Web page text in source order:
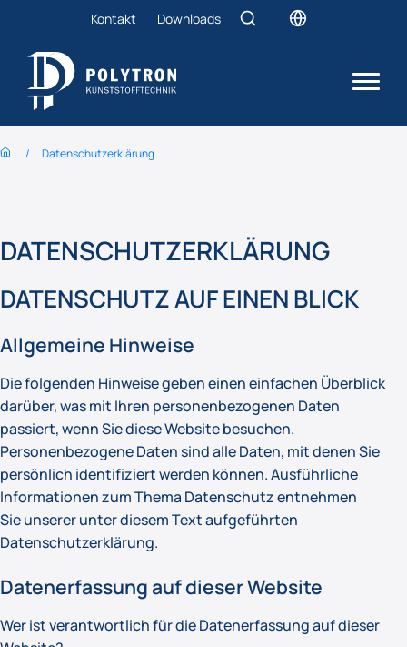
Kontakt Downloads
Datenschutzerklärung
DATENSCHUTZERKLÄRUNG
DATENSCHUTZ AUF EINEN BLICK
Allgemeine Hinweise
Die folgenden Hinweise geben einen einfachen Überblick
darüber, was mit Ihren personenbezogenen Daten
passiert, wenn Sie diese Website besuchen.
Personenbezogene Daten sind alle Daten, mit denen Sie
persönlich identifiziert werden können. Ausführliche
Informationen zum Thema Datenschutz entnehmen
Sie unserer unter diesem Text aufgeführten
Datenschutzerklärung.
Datenerfassung auf dieser Website
Wer ist verantwortlich für die Datenerfassung auf dieser